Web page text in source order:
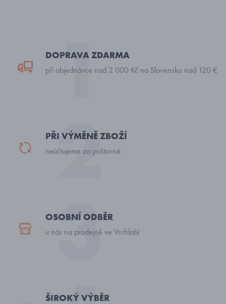
DOPRAVA ZDARMA
při objednávce nad 2 000 Kč na Slovensko nad 120 €
PŘI VÝMĚNĚ ZBOŽÍ
neúčtujeme za poštovné
OSOBNÍ ODBĚR
u nás na prodejně ve Vrchlabí
ŠIROKÝ VÝBĚR